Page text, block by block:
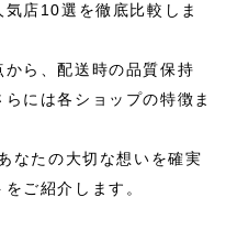
店10選を徹底比較しま
ら、配送時の品質保持
には各ショップの特徴ま
なたの大切な想いを確実
ご紹介します。